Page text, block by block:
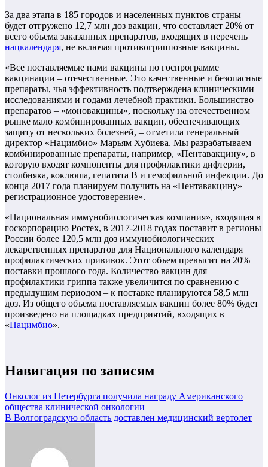
За два этапа в 185 городов и населенных пунктов страны
будет отгружено 12,7 млн доз вакцин, что составляет 20% от
всего объема заказанных препаратов, входящих в перечень
нацкалендаря, не включая противогриппозные вакцины.
«Все поставляемые нами вакцины по госпрограмме
вакцинации – отечественные. Это качественные и безопасные
препараты, чья эффективность подтверждена клиническими
исследованиями и годами лечебной практики. Большинство
препаратов – «моновакцины», поскольку на отечественном
рынке мало комбинированных вакцин, обеспечивающих
защиту от нескольких болезней, – отметила генеральный
директор «Нацимбио» Марьям Хубиева. Мы разрабатываем
комбинированные препараты, например, «Пентавакцину», в
которую входят компоненты для профилактики дифтерии,
столбняка, коклюша, гепатита В и гемофильной инфекции. До
конца 2017 года планируем получить на «Пентавакцину»
регистрационное удостоверение».
«Национальная иммунобиологическая компания», входящая в
госкорпорацию Ростех, в 2017-2018 годах поставит в регионы
России более 120,5 млн доз иммунобиологических
лекарственных препаратов для Национального календаря
профилактических прививок. Этот объем превысит на 20%
поставки прошлого года. Количество вакцин для
профилактики гриппа также увеличится по сравнению с
предыдущим периодом – к поставке планируются 58,5 млн
доз. Из общего объема поставляемых вакцин более 80% будет
произведено на площадках предприятий, входящих в
«Нацимбио».
Навигация по записям
Онколог из Петербурга получила награду Американского
общества клинической онкологии
В Волгоградскую область доставлен медицинский вертолет